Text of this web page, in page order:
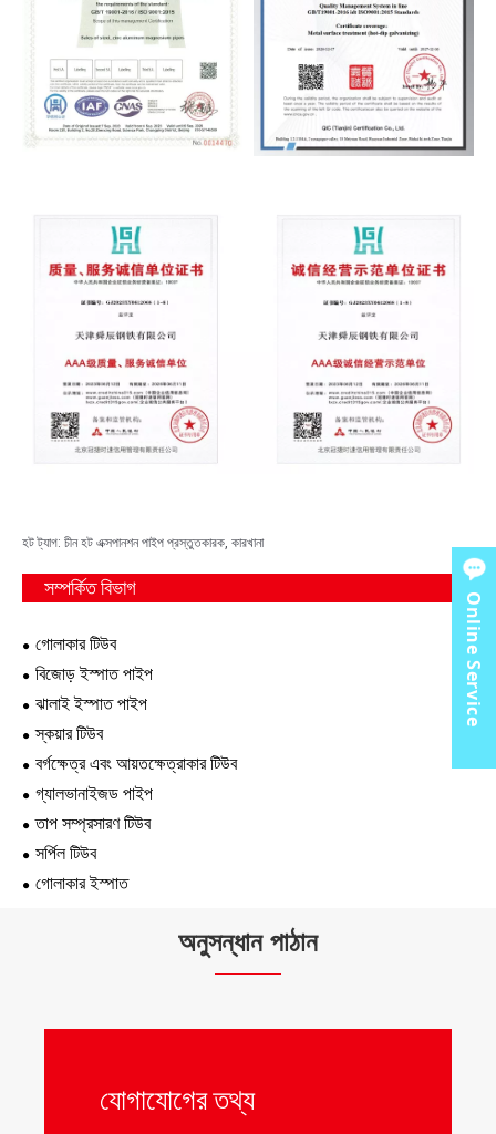
হট ট্যাগ: চীন হট এক্সপানশন পাইপ প্রস্তুতকারক, কারখানা
সম্পর্কিত বিভাগ
গোলাকার টিউব
বিজোড় ইস্পাত পাইপ
ঝালাই ইস্পাত পাইপ
স্কয়ার টিউব
বর্গক্ষেত্র এবং আয়তক্ষেত্রাকার টিউব
গ্যালভানাইজড পাইপ
তাপ সম্প্রসারণ টিউব
সর্পিল টিউব
গোলাকার ইস্পাত
অনুসন্ধান পাঠান
যোগাযোগের তথ্য
Online Service